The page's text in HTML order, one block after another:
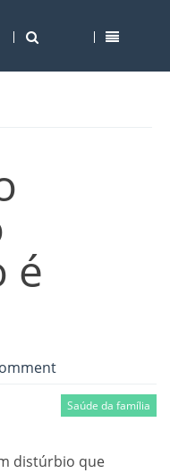
é
Saúde da família
distúrbio que